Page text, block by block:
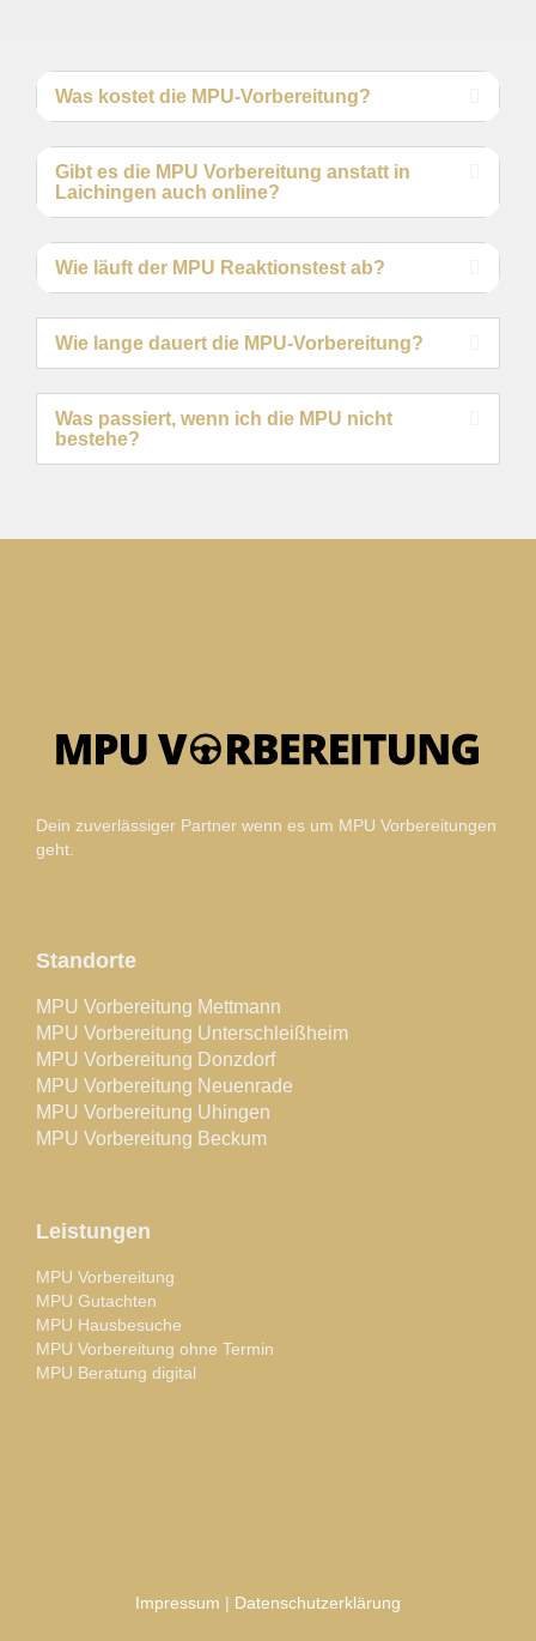
Was kostet die MPU-Vorbereitung?
Gibt es die MPU Vorbereitung anstatt in
Laichingen auch online?
Wie läuft der MPU Reaktionstest ab?
Wie lange dauert die MPU-Vorbereitung?
Was passiert, wenn ich die MPU nicht
bestehe?
Dein zuverlässiger Partner wenn es um MPU Vorbereitungen
geht.
Standorte
MPU Vorbereitung Mettmann
MPU Vorbereitung Unterschleißheim
MPU Vorbereitung Donzdorf
MPU Vorbereitung Neuenrade
MPU Vorbereitung Uhingen
MPU Vorbereitung Beckum
Leistungen
MPU Vorbereitung
MPU Gutachten
MPU Hausbesuche
MPU Vorbereitung ohne Termin
MPU Beratung digital
Impressum Datenschutzerklärung